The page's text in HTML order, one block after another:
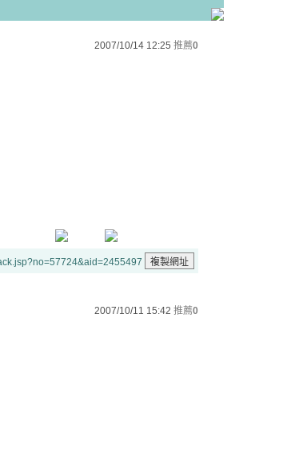
2007/10/14 12:25 推薦0
2007/10/11 15:42 推薦0